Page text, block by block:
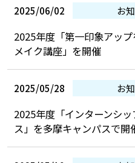
2025/06/02 お
2025年度「第一印象アッ
メイク講座」を開催
2025/05/28 お
2025年度「インターンシ
ス」を多摩キャンパスで開